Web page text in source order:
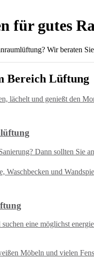
für gutes
Wir beraten
Bereich Lüftung
Dann sollten Sie
suchen eine möglichst